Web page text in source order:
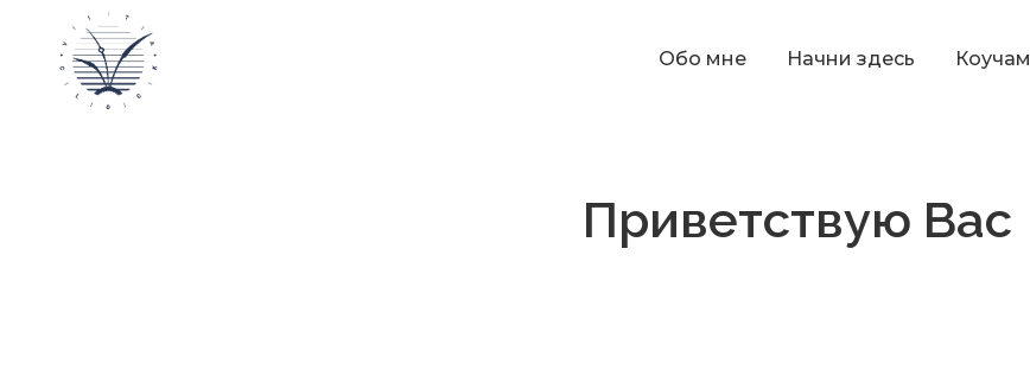
Обо мне Начни здесь Коучам
Приветствую Вас